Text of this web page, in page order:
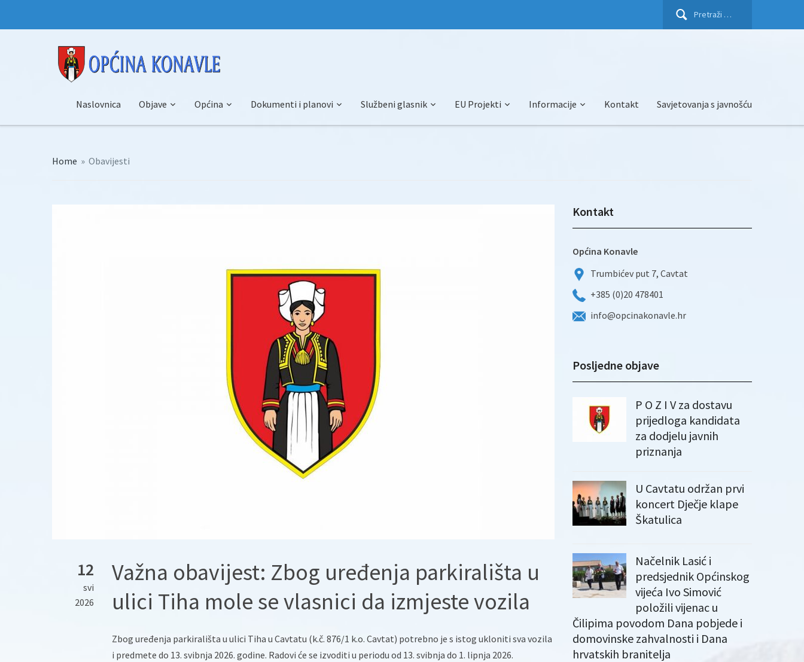
Pretraži:
Naslovnica Objave Općina Dokumenti i planovi Službeni glasnik EU Projekti Informacije Kontakt Savjetovanja s javnošću
Home » Obavijesti
12
svi
2026
Važna obavijest: Zbog uređenja parkirališta u
ulici Tiha mole se vlasnici da izmjeste vozila
Zbog uređenja parkirališta u ulici Tiha u Cavtatu (k.č. 876/1 k.o. Cavtat) potrebno je s istog ukloniti sva vozila
i predmete do 13. svibnja 2026. godine. Radovi će se izvoditi u periodu od 13. svibnja do 1. lipnja 2026.
Kontakt
Općina Konavle
Trumbićev put 7, Cavtat
+385 (0)20 478401
info@opcinakonavle.hr
Posljedne objave
P O Z I V za dostavu
prijedloga kandidata
za dodjelu javnih
priznanja
U Cavtatu održan prvi
koncert Dječje klape
Škatulica
Načelnik Lasić i
predsjednik Općinskog
vijeća Ivo Simović
položili vijenac u
Čilipima povodom Dana pobjede i
domovinske zahvalnosti i Dana
hrvatskih branitelja